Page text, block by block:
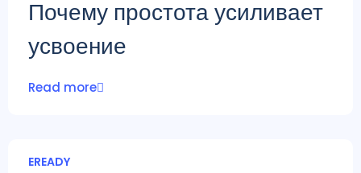
Почему простота усиливает
усвоение
Read more
EREADY